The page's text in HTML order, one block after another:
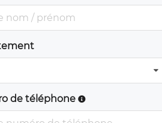
de téléphone